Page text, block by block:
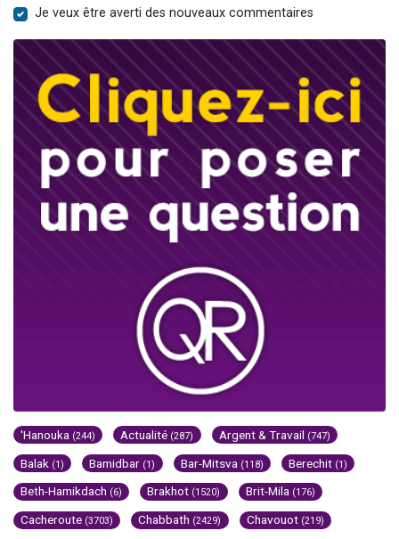
Je veux être averti des nouveaux commentaires
'Hanouka (244) Actualité (287) Argent & Travail (747)
Balak (1) Bamidbar (1) Bar-Mitsva (118) Berechit (1)
Beth-Hamikdach (6) Brakhot (1520) Brit-Mila (176)
Cacheroute (3703) Chabbath (2429) Chavouot (219)